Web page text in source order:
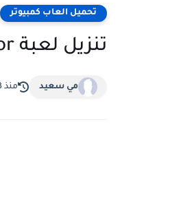
تحميل العاب كمبيوتر
تنزيل لعبة Medal of Honor
مي سعيد منذ 3 سنة